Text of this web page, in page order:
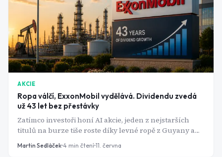
NOVÉ
AKCIE
Ropa válčí, ExxonMobil vydělává. Dividendu zvedá
už 43 let bez přestávky
Zatímco investoři honí AI akcie, jeden z nejstarších
titulů na burze tiše roste díky levné ropě z Guyany a
Texasu. A Wall Street zvedá cílové ceny jednu za
Martin Sedláček 4 min čtení 11. června